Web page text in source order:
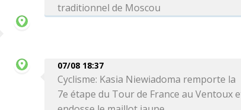
traditionnel de Moscou
07/08 18:37
Cyclisme: Kasia Niewiadoma remporte la
7e étape du Tour de France au Ventoux